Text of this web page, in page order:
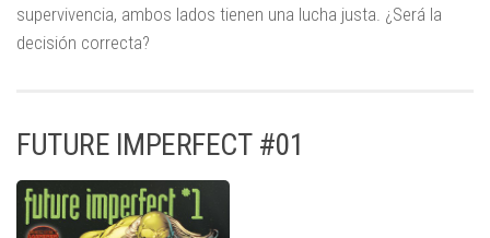
supervivencia, ambos lados tienen una lucha justa. ¿Será la
decisión correcta?
FUTURE IMPERFECT #01